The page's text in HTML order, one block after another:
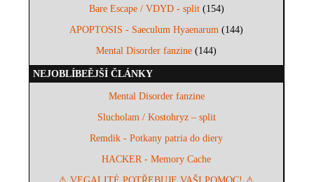
Bare Escape / VDYD - split(154)
APOPTOSIS - Saeculum Hyaenarum (144)
Mental Disorder fanzine (144)
NEJOBLÍBEĚJŠÍ ČLÁNKY
Mental Disorder fanzine
Slucholam / Kostohryz – split
Remdik - Potkany patria do diery
HACKER - Memory Cache